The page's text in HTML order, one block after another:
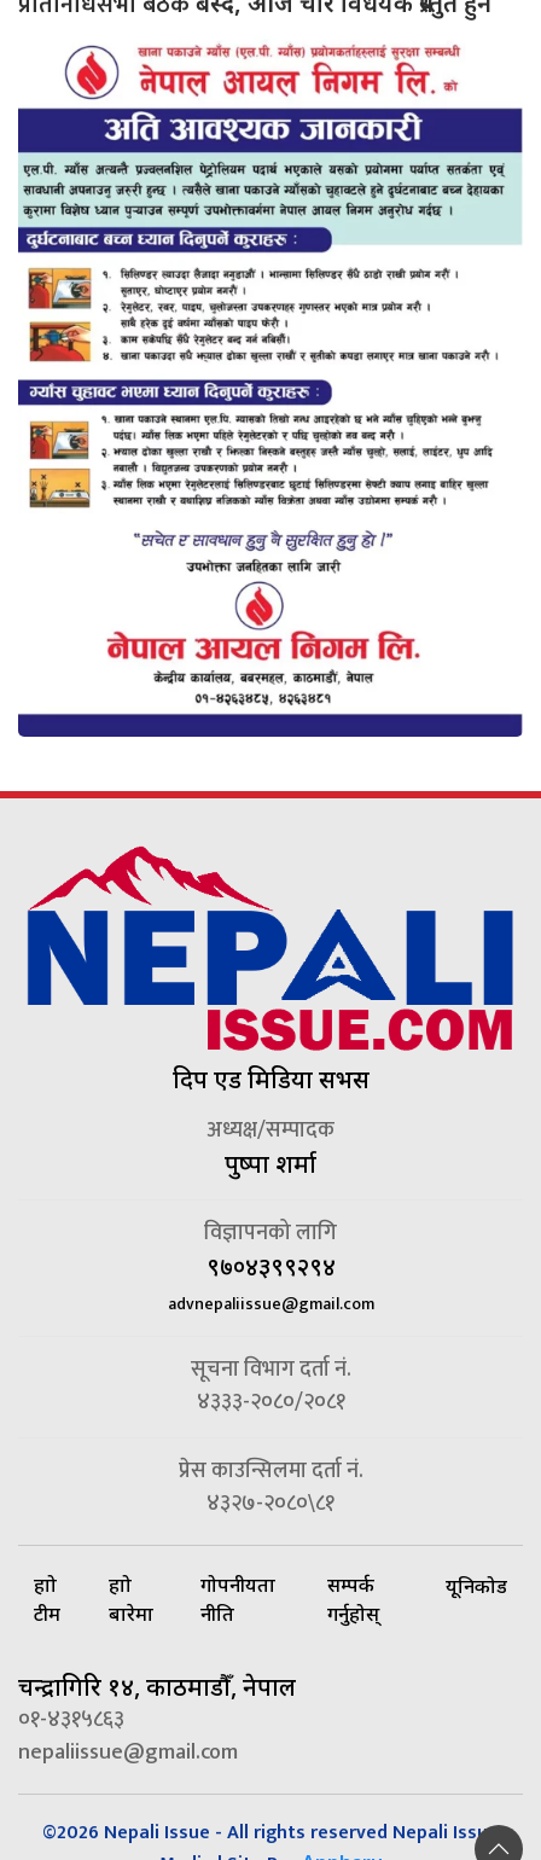
दिप एड मिडिया सर्भिस
अध्यक्ष/सम्पादक
पुष्पा शर्मा
विज्ञापनको लागि
९७०४३९९२९४
advnepaliissue@gmail.com
सूचना विभाग दर्ता नं.
४३३३-२०८०/२०८१
प्रेस काउन्सिलमा दर्ता नं.
४३२७-२०८०\८१
हाम्रो
टीम
हाम्रो
बारेमा
गोपनीयता
नीति
सम्पर्क
गर्नुहोस्
यूनिकोड
चन्द्रागिरि १४, काठमाडौँ, नेपाल
०१-४३१५८६३
nepaliissue@gmail.com
©2026 Nepali Issue - All rights reserved Nepali Issue